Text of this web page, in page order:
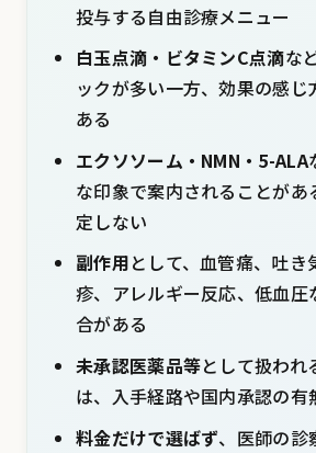
投与する自由診療メニュー
白玉点滴・ビタミンC点滴な
ックが多い一方、効果の感
ある
エクソソーム・NMN・5-ALA
な印象で案内されることがあ
定しない
副作用として、血管痛、吐き
疹、アレルギー反応、低血圧
合がある
未承認医薬品等として扱われ
は、入手経路や国内承認の有
料金だけで選ばず、医師の診